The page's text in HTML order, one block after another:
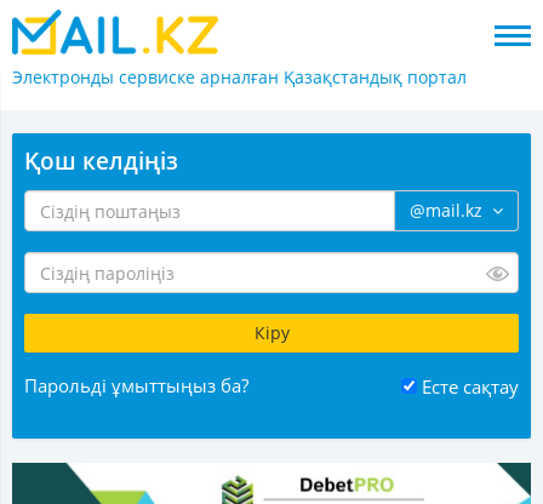
Электронды сервиске арналған Қазақстандық портал
Қош келдіңіз
@mail.kz
Парольді ұмыттыңыз ба? Есте сақтау